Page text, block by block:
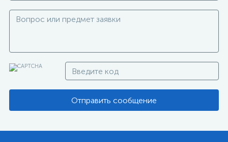
Отправить сообщение